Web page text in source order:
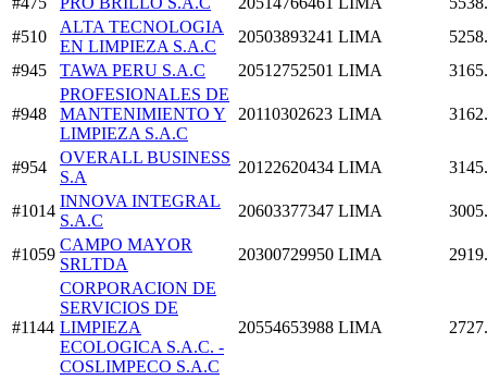
#510
ALTA TECNOLOGIA
EN LIMPIEZA S.A.C
20503893241 LIMA
#945
TAWA PERU S.A.C 20512752501 LIMA
#948
PROFESIONALES DE
MANTENIMIENTO Y
LIMPIEZA S.A.C
20110302623 LIMA
#954
OVERALL BUSINESS
S.A
20122620434 LIMA
#1014
INNOVA INTEGRAL
S.A.C
20603377347 LIMA
#1059
CAMPO MAYOR
SRLTDA
20300729950 LIMA
#1144
CORPORACION DE
SERVICIOS DE
LIMPIEZA
ECOLOGICA S.A.C. -
COSLIMPECO S.A.C
20554653988 LIMA